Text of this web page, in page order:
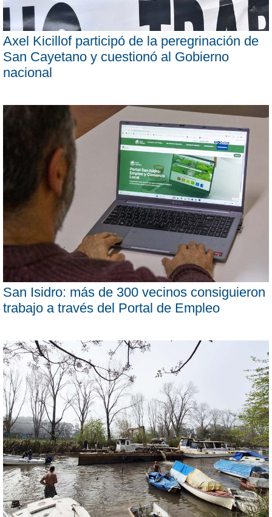
Axel Kicillof participó de la peregrinación de
San Cayetano y cuestionó al Gobierno
nacional
San Isidro: más de 300 vecinos consiguieron
trabajo a través del Portal de Empleo